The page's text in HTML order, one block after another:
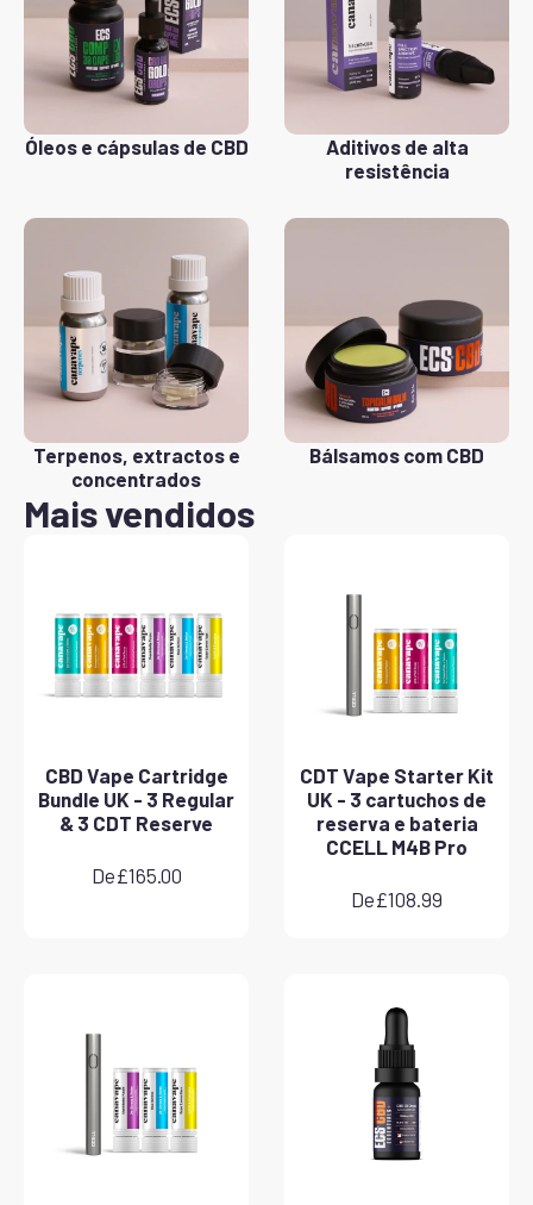
Óleos e cápsulas de CBD
Aditivos de alta
resistência
Terpenos, extractos e
concentrados
Bálsamos com CBD
Mais vendidos
CBD Vape Cartridge
Bundle UK - 3 Regular
& 3 CDT Reserve
De£165.00
CDT Vape Starter Kit
UK - 3 cartuchos de
reserva e bateria
CCELL M4B Pro
De£108.99